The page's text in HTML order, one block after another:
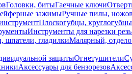
Головки, битыГаечные ключи
зажимыРучные пилы,
Плоскогубцы, круглогубцы
Инструменты для нарезки
шпатели, гладилкиМалярный,
защитыОгнетушители
Аксессуары для бензорезов